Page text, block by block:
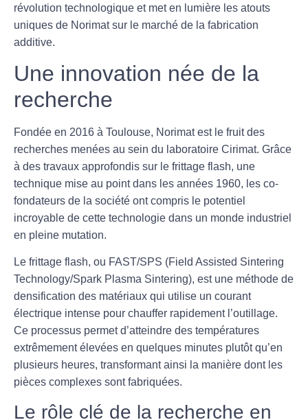
révolution technologique et met en lumière les atouts
uniques de Norimat sur le marché de la fabrication
additive.
Une innovation née de la
recherche
Fondée en 2016 à Toulouse, Norimat est le fruit des
recherches menées au sein du laboratoire Cirimat. Grâce
à des travaux approfondis sur le frittage flash, une
technique mise au point dans les années 1960, les co-
fondateurs de la société ont compris le potentiel
incroyable de cette technologie dans un monde industriel
en pleine mutation.
Le frittage flash, ou FAST/SPS (Field Assisted Sintering
Technology/Spark Plasma Sintering), est une méthode de
densification des matériaux qui utilise un courant
électrique intense pour chauffer rapidement l’outillage.
Ce processus permet d’atteindre des températures
extrêmement élevées en quelques minutes plutôt qu’en
plusieurs heures, transformant ainsi la manière dont les
pièces complexes sont fabriquées.
Le rôle clé de la recherche en